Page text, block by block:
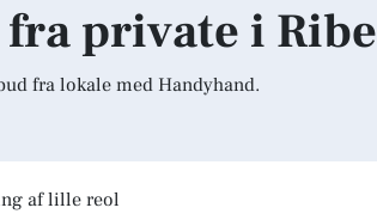
private i Ribe
fra lokale med Handyhand.
af lille reol